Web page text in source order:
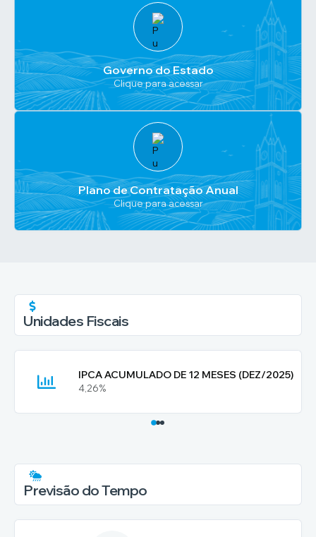
Governo do Estado
Clique para acessar
Plano de Contratação Anual
Clique para acessar
Unidades Fiscais
IPCA ACUMULADO DE 12 MESES (DEZ/2025)
4,26%
Previsão do Tempo